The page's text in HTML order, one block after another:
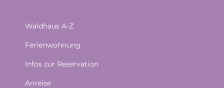
Waldhaus A-Z
Ferienwohnung
Infos zur Reservation
Anreise